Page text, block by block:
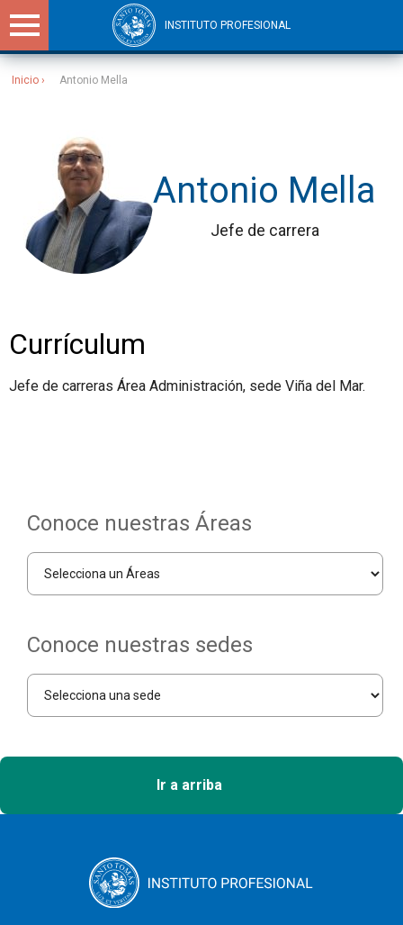
INSTITUTO PROFESIONAL
Inicio Antonio Mella
Antonio Mella
Jefe de carrera
Currículum
Jefe de carreras Área Administración, sede Viña del Mar.
Conoce nuestras Áreas
Conoce nuestras sedes
Ir a arriba